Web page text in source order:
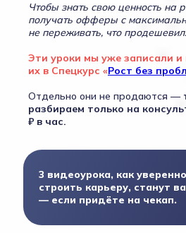
Чтобы знать свою ценность на
получать офферы с
не переживать, что
Эти уроки мы уже записали
их в Спецкурс «Рост без
Отдельно они не продаются —
разбираем только на
₽ в час.
3 видеоурока, как уверенно
строить карьеру, станут
— если придёте на чекап.